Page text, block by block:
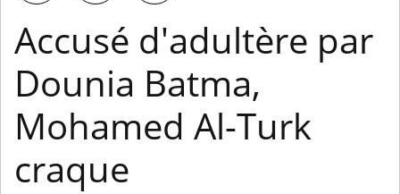
Accusé d'adultère par
Dounia Batma,
Mohamed Al-Turk
craque